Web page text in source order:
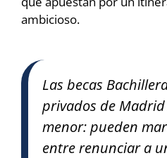
ambicioso.
Las becas
privados de
menor: pueden
entre renunciar a